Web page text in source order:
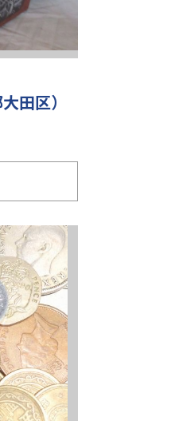
田区）